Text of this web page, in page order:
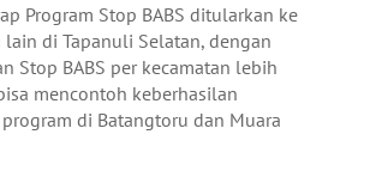
Program Stop BABS ditularkan ke
lain di Tapanuli Selatan, dengan
Stop BABS per kecamatan lebih
mencontoh keberhasilan
di Batangtoru dan Muara